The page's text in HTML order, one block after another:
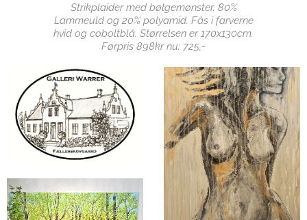
Strikplaider med bølgemønster. 80%
Lammeuld og 20% polyamid. Fås i farverne
hvid og coboltblå. Størrelsen er 170x130cm.
Førpris 898kr nu: 725,-